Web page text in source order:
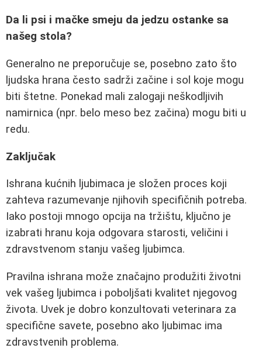
Da li psi i mačke smeju da jedzu ostanke sa
našeg stola?
Generalno ne preporučuje se, posebno zato što
ljudska hrana često sadrži začine i sol koje mogu
biti štetne. Ponekad mali zalogaji neškodljivih
namirnica (npr. belo meso bez začina) mogu biti u
redu.
Zaključak
Ishrana kućnih ljubimaca je složen proces koji
zahteva razumevanje njihovih specifičnih potreba.
Iako postoji mnogo opcija na tržištu, ključno je
izabrati hranu koja odgovara starosti, veličini i
zdravstvenom stanju vašeg ljubimca.
Pravilna ishrana može značajno produžiti životni
vek vašeg ljubimca i poboljšati kvalitet njegovog
života. Uvek je dobro konzultovati veterinara za
specifične savete, posebno ako ljubimac ima
zdravstvenih problema.